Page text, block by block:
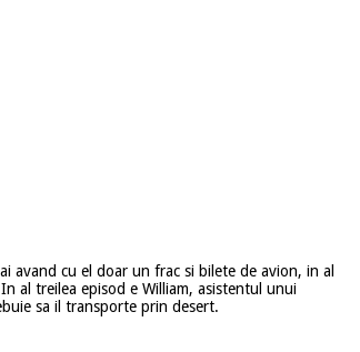
avand cu el doar un frac si bilete de avion, in al
al treilea episod e William, asistentul unui
sa il transporte prin desert.